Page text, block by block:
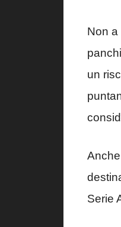
Non a
un
Serie